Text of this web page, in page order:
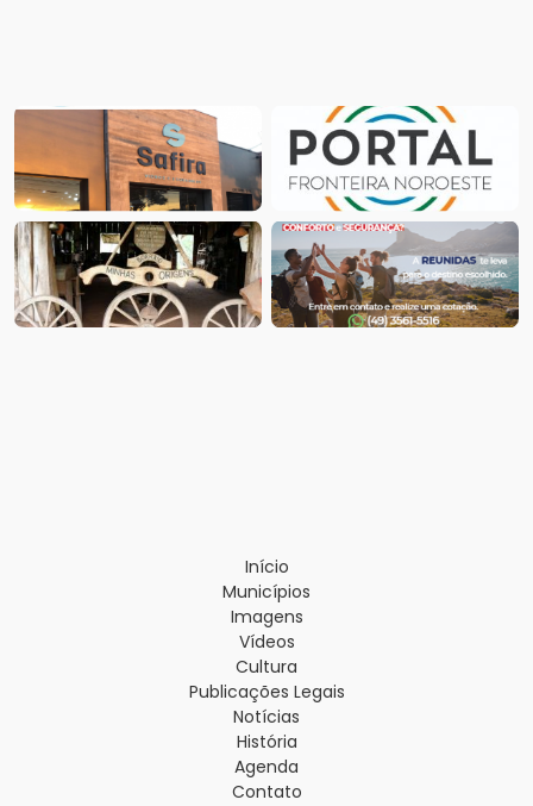
Início
Municípios
Imagens
Vídeos
Cultura
Publicações Legais
Notícias
História
Agenda
Contato